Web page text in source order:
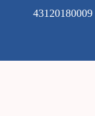
43120180009